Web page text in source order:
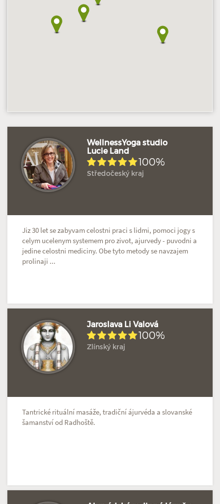
WellnessYoga studio
Lucie Land
100%
Středočeský kraj
Jiz 30 let se zabyvam celostni praci s lidmi, pomoci jogy s
celym ucelenym systemem pro zivot, ajurvedy - puvodni a
jedine celostni mediciny. Obe tyto metody se navzajem
prolinaji ...
Jaroslava Li Valová
100%
Zlínský kraj
Tantrické rituální masáže, tradiční ájurvéda a slovanské
šamanství od Radhoště.
Doposud žádné hodnocení Profil terapeuta
Doposud žádné hodnocení